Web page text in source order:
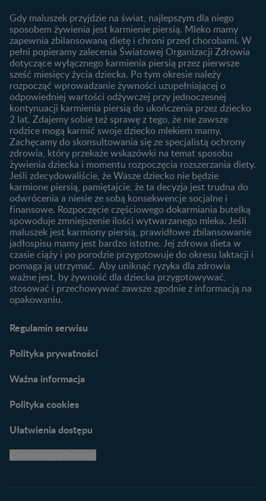
Produkty
Wyszukiwarka produktów
Nasze marki
Jak zaplanować płeć
dziecka?
Jak rozpoznać dni płodne?
Badania przed ciążą
Planowanie urlopu
macierzyńskiego
1. trymestr ciąży
2. trymestr ciąży
3. trymestr ciąży
Rozwój dziecka
Kalendarz rozwoju dziecka
Skoki rozwojowe
Ząbkowanie u niemowląt
Żywienie dziecka
10 sposobów jak poprawić
laktację
Jakie mleko następne
wybrać dla dziecka?
Jak rozszerzać dietę
niemowlaka?
Przydatne materiały dla
rodziców
Poradniki dla rodziców
Karty do zdjęć dla
Maluszka
Materiały do pobrania
Narzędzia dla rodziców
praktyczne wskazówki
Gdy maluszek przyjdzie na świat, najlepszym dla niego
sposobem żywienia jest karmienie piersią. Mleko mamy
zapewnia zbilansowaną dietę i chroni przed chorobami. W
pełni popieramy zalecenia Światowej Organizacji Zdrowia
dotyczące wyłącznego karmienia piersią przez pierwsze
sześć miesięcy życia dziecka. Po tym okresie należy
rozpocząć wprowadzanie żywności uzupełniającej o
odpowiedniej wartości odżywczej przy jednoczesnej
kontynuacji karmienia piersią do ukończenia przez dziecko
2 lat. Zdajemy sobie też sprawę z tego, że nie zawsze
rodzice mogą karmić swoje dziecko mlekiem mamy.
Zachęcamy do skonsultowania się ze specjalistą ochrony
zdrowia, który przekaże wskazówki na temat sposobu
żywienia dziecka i momentu rozpoczęcia rozszerzania diety.
Jeśli zdecydowaliście, że Wasze dziecko nie będzie
karmione piersią, pamiętajcie, że ta decyzja jest trudna do
odwrócenia a niesie ze sobą konsekwencje socjalne i
finansowe. Rozpoczęcie częściowego dokarmiania butelką
spowoduje zmniejszenie ilości wytwarzanego mleka. Jeśli
maluszek jest karmiony piersią, prawidłowe zbilansowanie
jadłospisu mamy jest bardzo istotne. Jej zdrowa dieta w
czasie ciąży i po porodzie przygotowuje do okresu laktacji i
pomaga ją utrzymać. Aby uniknąć ryzyka dla zdrowia
ważne jest, by żywność dla dziecka przygotowywać,
stosować i przechowywać zawsze zgodnie z informacją na
opakowaniu.
Regulamin serwisu
Polityka prywatności
Ważna informacja
Polityka cookies
Ułatwienia dostępu